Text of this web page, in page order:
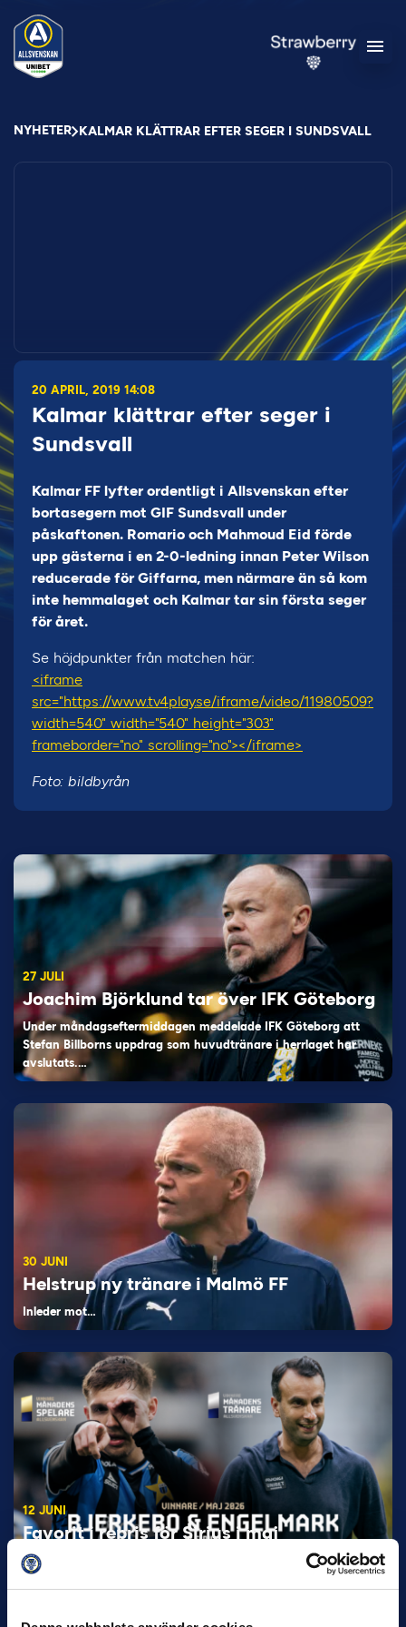
NYHETER KALMAR KLÄTTRAR EFTER SEGER I SUNDSVALL
20 APRIL, 2019 14:08
Kalmar klättrar efter seger i
Sundsvall
Kalmar FF lyfter ordentligt i Allsvenskan efter
bortasegern mot GIF Sundsvall under
påskaftonen. Romario och Mahmoud Eid förde
upp gästerna i en 2-0-ledning innan Peter Wilson
reducerade för Giffarna, men närmare än så kom
inte hemmalaget och Kalmar tar sin första seger
för året.
Se höjdpunkter från matchen här:
<iframe
src="https://www.tv4play.se/iframe/video/11980509?
width=540" width="540" height="303"
frameborder="no" scrolling="no"></iframe>
Foto: bildbyrån
27 JULI
Joachim Björklund tar över IFK Göteborg
Under måndagseftermiddagen meddelade IFK Göteborg att
Stefan Billborns uppdrag som huvudtränare i herrlaget har
avslutats.…
30 JUNI
Helstrup ny tränare i Malmö FF
Inleder mot…
12 JUNI
Favorit i repris för Sirius i maj
Samma vinnare som i…